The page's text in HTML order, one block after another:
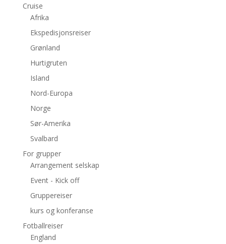
Cruise
Afrika
Ekspedisjonsreiser
Grønland
Hurtigruten
Island
Nord-Europa
Norge
Sør-Amerika
Svalbard
For grupper
Arrangement selskap
Event - Kick off
Gruppereiser
kurs og konferanse
Fotballreiser
England